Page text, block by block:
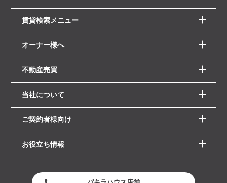
賃貸検索メニュー
オーナー様へ
不動産売買
当社について
ご契約者様向け
お役立ち情報